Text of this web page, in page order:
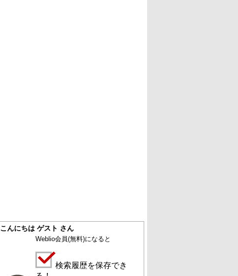
こんにちは ゲスト さん
Weblio会員(無料)になると
検索履歴を保存でき